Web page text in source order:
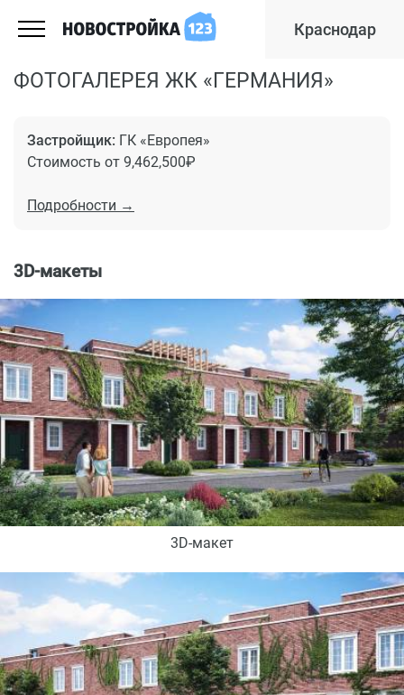
Краснодар
ФОТОГАЛЕРЕЯ ЖК «ГЕРМАНИЯ»
Застройщик: ГК «Европея»
Стоимость от 9,462,500₽
Подробности →
3D-макеты
3D-макет